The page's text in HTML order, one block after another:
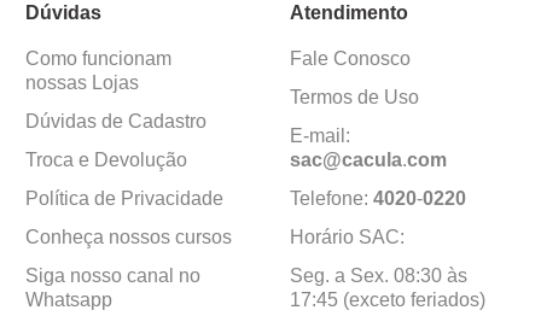
Dúvidas
Como funcionam
nossas Lojas
Dúvidas de Cadastro
Troca e Devolução
Política de Privacidade
Conheça nossos cursos
Siga nosso canal no
Whatsapp
Atendimento
Fale Conosco
Termos de Uso
E-mail:
sac@cacula.com
Telefone: 4020-0220
Horário SAC:
Seg. a Sex. 08:30 às
17:45 (exceto feriados)